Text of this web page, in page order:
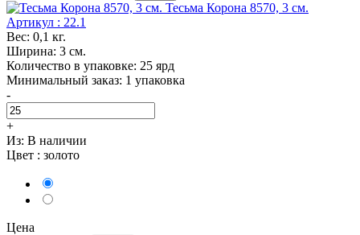
Тесьма Корона 8570, 3 см.
Артикул : 22.1
Вес: 0,1 кг.
Ширина: 3 см.
Количество в упаковке: 25 ярд
Минимальный заказ: 1 упаковка
-
+
Из: В наличии
Цвет : золото
Цена